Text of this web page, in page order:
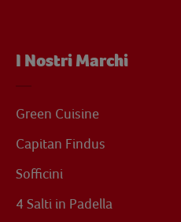
I Nostri Marchi
Green Cuisine
Capitan Findus
Sofficini
4 Salti in Padella